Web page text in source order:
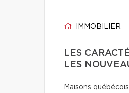
IMMOBILIER
LES
LES
Maisons